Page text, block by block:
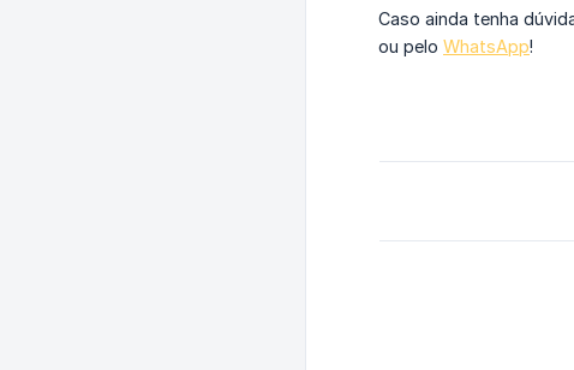
Caso ainda tenha
ou pelo WhatsApp!